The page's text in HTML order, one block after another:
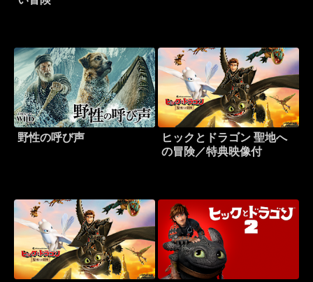
野性の呼び声
ヒックとドラゴン 聖地へ
の冒険／特典映像付